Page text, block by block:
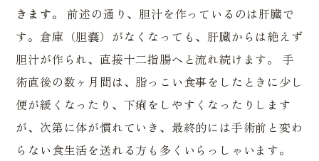
きます。
前述の通り、胆汁を作っているのは肝臓で
す。倉庫（胆嚢）がなくなっても、肝臓からは絶えず
胆汁が作られ、直接十二指腸へと流れ続けます。 手
術直後の数ヶ月間は、脂っこい食事をしたときに少し
便が緩くなったり、下痢をしやすくなったりします
が、次第に体が慣れていき、最終的には手術前と変わ
らない食生活を送れる方も多くいらっしゃいます。